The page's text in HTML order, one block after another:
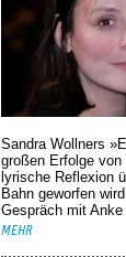
Sandra Wollners
großen Erfolge von
lyrische Reflexion
Bahn geworfen
Gespräch mit Anke
MEHR